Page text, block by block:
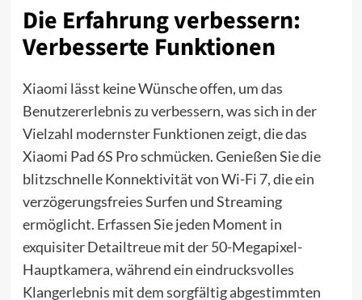
Die Erfahrung verbessern:
Verbesserte Funktionen
Xiaomi lässt keine Wünsche offen, um das
Benutzererlebnis zu verbessern, was sich in der
Vielzahl modernster Funktionen zeigt, die das
Xiaomi Pad 6S Pro schmücken. Genießen Sie die
blitzschnelle Konnektivität von Wi-Fi 7, die ein
verzögerungsfreies Surfen und Streaming
ermöglicht. Erfassen Sie jeden Moment in
exquisiter Detailtreue mit der 50-Megapixel-
Hauptkamera, während ein eindrucksvolles
Klangerlebnis mit dem sorgfältig abgestimmten